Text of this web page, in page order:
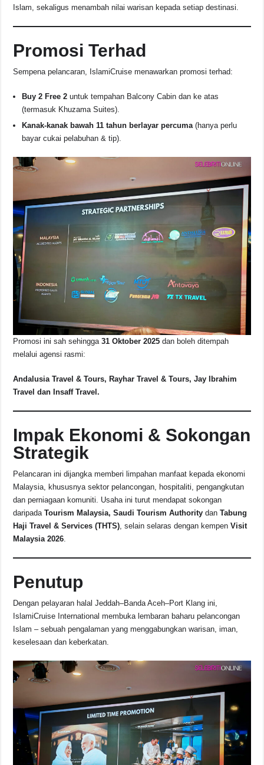
Islam, sekaligus menambah nilai warisan kepada setiap destinasi.
Promosi Terhad
Sempena pelancaran, IslamiCruise menawarkan promosi terhad:
Buy 2 Free 2 untuk tempahan Balcony Cabin dan ke atas
(termasuk Khuzama Suites).
Kanak-kanak bawah 11 tahun berlayar percuma (hanya perlu
bayar cukai pelabuhan & tip).
Promosi ini sah sehingga31 Oktober 2025 dan boleh ditempah
melalui agensi rasmi:
Andalusia Travel & Tours, Rayhar Travel & Tours, Jay Ibrahim
Travel dan Insaff Travel.
Impak Ekonomi & Sokongan
Strategik
Pelancaran ini dijangka memberi limpahan manfaat kepada ekonomi
Malaysia, khususnya sektor pelancongan, hospitaliti, pengangkutan
dan perniagaan komuniti. Usaha ini turut mendapat sokongan
daripadaTourism Malaysia, Saudi Tourism Authority danTabung
Haji Travel & Services (THTS), selain selaras dengan kempenVisit
Malaysia 2026.
Penutup
Dengan pelayaran halal Jeddah–Banda Aceh–Port Klang ini,
IslamiCruise International membuka lembaran baharu pelancongan
Islam – sebuah pengalaman yang menggabungkan warisan, iman,
keselesaan dan keberkatan.